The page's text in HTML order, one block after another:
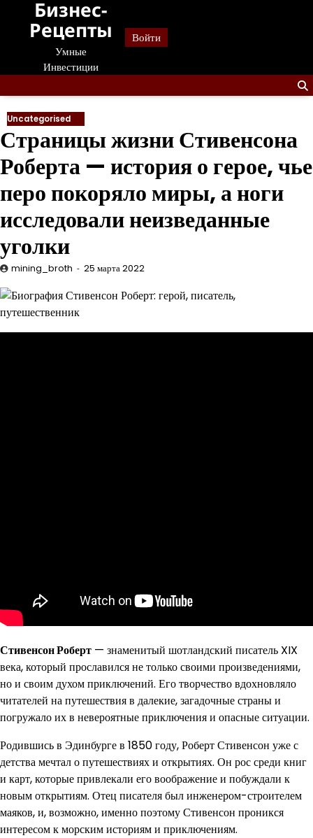
Перейти
содержанию
Бизнес-
Рецепты
Умные
Инвестиции
Войти
Uncategorised
Страницы жизни Стивенсона
Роберта — история о герое, чье
перо покоряло миры, а ноги
исследовали неизведанные
уголки
mining_broth 25 марта 2022
Стивенсон Роберт — знаменитый шотландский писатель XIX
века, который прославился не только своими произведениями,
но и своим духом приключений. Его творчество вдохновляло
читателей на путешествия в далекие, загадочные страны и
погружало их в невероятные приключения и опасные ситуации.
Родившись в Эдинбурге в 1850 году, Роберт Стивенсон уже с
детства мечтал о путешествиях и открытиях. Он рос среди книг
и карт, которые привлекали его воображение и побуждали к
новым открытиям. Отец писателя был инженером-строителем
маяков, и, возможно, именно поэтому Стивенсон проникся
интересом к морским историям и приключениям.